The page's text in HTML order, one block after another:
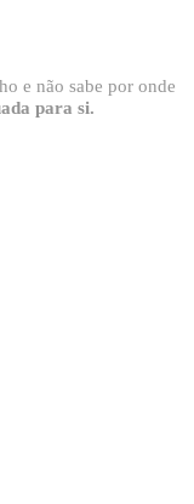
e não sabe por onde
para si.